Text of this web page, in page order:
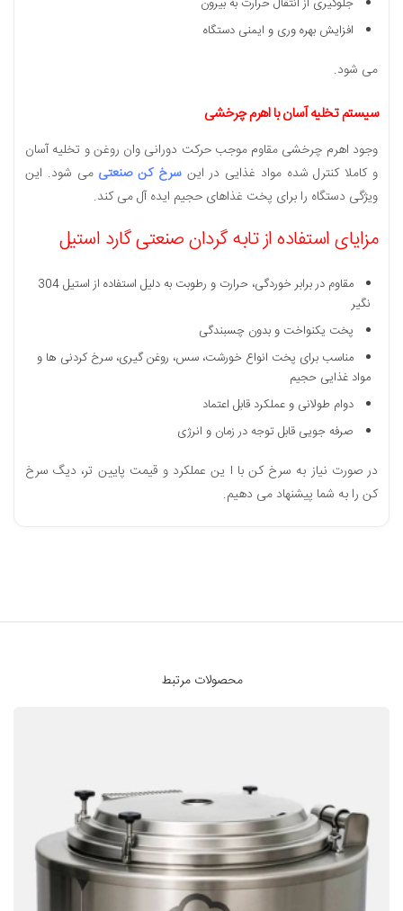
افزایش بهره‌ وری و ایمنی دستگاه
می شود.
سیستم تخلیه آسان با اهرم چرخشی
وجود اهرم چرخشی مقاوم موجب حرکت دورانی وان روغن و تخلیه آسان
و کاملا کنترل‌ شده مواد غذایی در اینسرخ کن صنعتی می‌ شود. این
ویژگی دستگاه را برای پخت غذاهای حجیم ایده‌ آل می‌ کند.
مزایای استفاده از تابه‌ گردان صنعتی گارد استیل
مقاوم در برابر خوردگی، حرارت و رطوبت به‌ دلیل استفاده از استیل 304
نگیر
پخت یکنواخت و بدون چسبندگی
مناسب برای پخت انواع خورشت، سس، روغن‌ گیری، سرخ‌ کردنی‌ ها و
مواد غذایی حجیم
دوام طولانی و عملکرد قابل اعتماد
صرفه‌ جویی قابل توجه در زمان و انرژی
در صورت نیاز به سرخ کن با ا ین عملکرد و قیمت پایین تر، دیگ سرخ
کن را به شما پیشنهاد می دهیم.
محصولات مرتبط